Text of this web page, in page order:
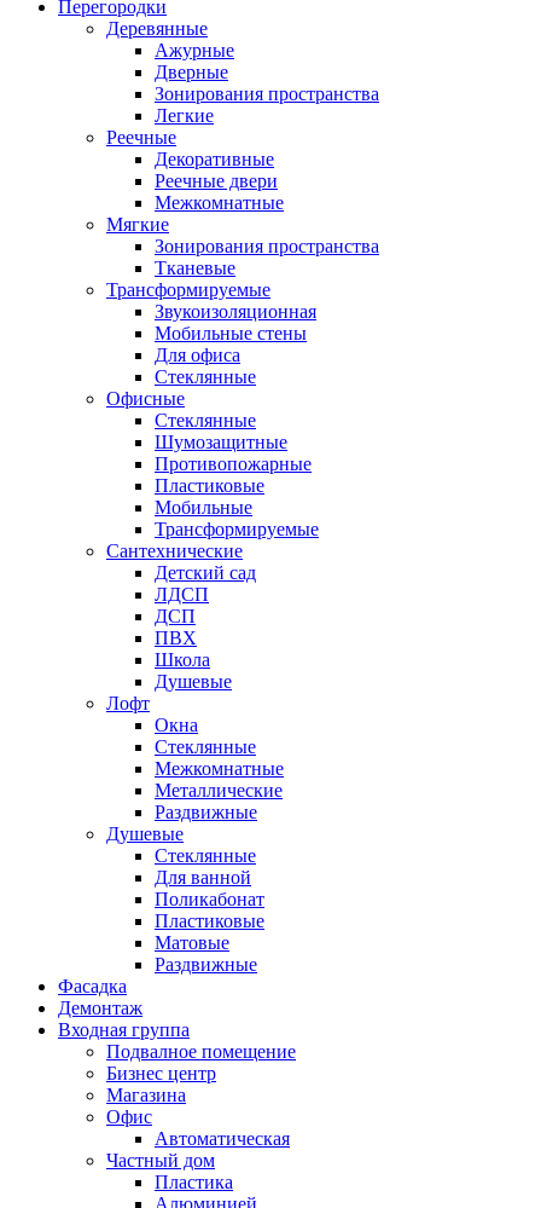
Перегородки
Деревянные
Ажурные
Дверные
Зонирования пространства
Легкие
Реечные
Декоративные
Реечные двери
Межкомнатные
Мягкие
Зонирования пространства
Тканевые
Трансформируемые
Звукоизоляционная
Мобильные стены
Для офиса
Стеклянные
Офисные
Стеклянные
Шумозащитные
Противопожарные
Пластиковые
Мобильные
Трансформируемые
Сантехнические
Детский сад
ЛДСП
ДСП
ПВХ
Школа
Душевые
Лофт
Окна
Стеклянные
Межкомнатные
Металлические
Раздвижные
Душевые
Стеклянные
Для ванной
Поликабонат
Пластиковые
Матовые
Раздвижные
Фасадка
Демонтаж
Входная группа
Подвалное помещение
Бизнес центр
Магазина
Офис
Автоматическая
Частный дом
Пластика
Алюминией